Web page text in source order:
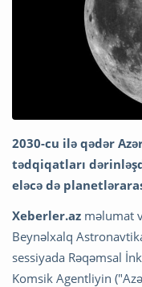
2030-cu ilə qədər
tədqiqatları
eləcə də
Xeberler.az məlumat
Beynəlxalq
sessiyada Rəqəmsal
Komsik Agentliyin